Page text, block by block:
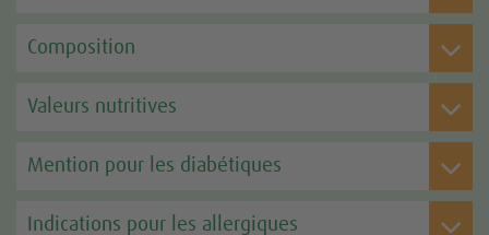
Composition
Valeurs nutritives
Mention pour les diabétiques
Indications pour les allergiques